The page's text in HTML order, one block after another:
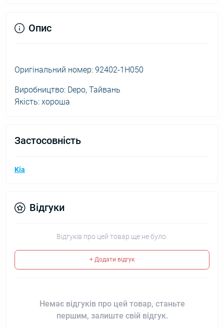
Опис
Оригінальний номер: 92402-1H050
Виробництво: Depo, Тайвань
Якість: хороша
Застосовність
Kia
Відгуки
Відгуків про цей товар ще не було.
+ Додати відгук
Немає відгуків про цей товар, станьте
першим, залиште свій відгук.